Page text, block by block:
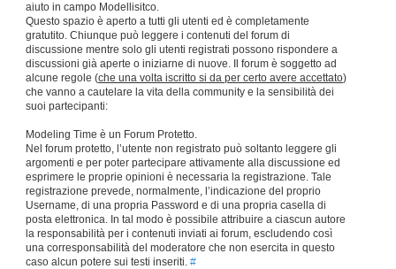
aiuto in campo Modellisitco.
Questo spazio è aperto a tutti gli utenti ed è completamente
gratutito. Chiunque può leggere i contenuti del forum di
discussione mentre solo gli utenti registrati possono rispondere a
discussioni già aperte o iniziarne di nuove. Il forum è soggetto ad
alcune regole (che una volta iscritto si da per certo avere accettato)
che vanno a cautelare la vita della community e la sensibilità dei
suoi partecipanti:
Modeling Time è un Forum Protetto.
Nel forum protetto, l’utente non registrato può soltanto leggere gli
argomenti e per poter partecipare attivamente alla discussione ed
esprimere le proprie opinioni è necessaria la registrazione. Tale
registrazione prevede, normalmente, l’indicazione del proprio
Username, di una propria Password e di una propria casella di
posta elettronica. In tal modo è possibile attribuire a ciascun autore
la responsabilità per i contenuti inviati ai forum, escludendo così
una corresponsabilità del moderatore che non esercita in questo
caso alcun potere sui testi inseriti. #